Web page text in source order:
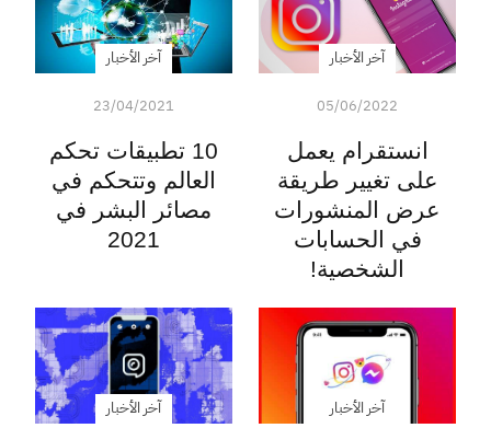
آخر الأخبار
05/06/2022
انستقرام يعمل
على تغيير طريقة
عرض المنشورات
في الحسابات
الشخصية!
آخر الأخبار
23/04/2021
10 تطبيقات تحكم
العالم وتتحكم في
مصائر البشر في
2021
آخر الأخبار آخر الأخبار